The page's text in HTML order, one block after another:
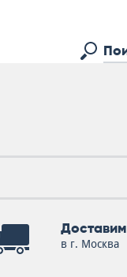
Доставим
в г. Москва